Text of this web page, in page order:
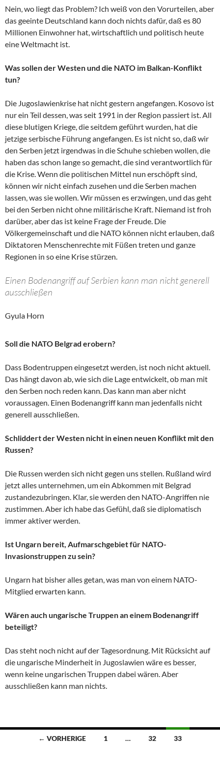
Nein, wo liegt das Problem? Ich weiß von den Vorurteilen, aber
das geeinte Deutschland kann doch nichts dafür, daß es 80
Millionen Einwohner hat, wirtschaftlich und politisch heute
eine Weltmacht ist.
Was sollen der Westen und die NATO im Balkan-Konflikt
tun?
Die Jugoslawienkrise hat nicht gestern angefangen. Kosovo ist
nur ein Teil dessen, was seit 1991 in der Region passiert ist. All
diese blutigen Kriege, die seitdem geführt wurden, hat die
jetzige serbische Führung angefangen. Es ist nicht so, daß wir
den Serben jetzt irgendwas in die Schuhe schieben wollen, die
haben das schon lange so gemacht, die sind verantwortlich für
die Krise. Wenn die politischen Mittel nun erschöpft sind,
können wir nicht einfach zusehen und die Serben machen
lassen, was sie wollen. Wir müssen es erzwingen, und das geht
bei den Serben nicht ohne militärische Kraft. Niemand ist froh
darüber, aber das ist keine Frage der Freude. Die
Völkergemeinschaft und die NATO können nicht erlauben, daß
Diktatoren Menschenrechte mit Füßen treten und ganze
Regionen in so eine Krise stürzen.
Einen Bodenangriff auf Serbien kann man nicht generell
ausschließen
Gyula Horn
Soll die NATO Belgrad erobern?
Dass Bodentruppen eingesetzt werden, ist noch nicht aktuell.
Das hängt davon ab, wie sich die Lage entwickelt, ob man mit
den Serben noch reden kann. Das kann man aber nicht
voraussagen. Einen Bodenangriff kann man jedenfalls nicht
generell ausschließen.
Schliddert der Westen nicht in einen neuen Konflikt mit den
Russen?
Die Russen werden sich nicht gegen uns stellen. Rußland wird
jetzt alles unternehmen, um ein Abkommen mit Belgrad
zustandezubringen. Klar, sie werden den NATO-Angriffen nie
zustimmen. Aber ich habe das Gefühl, daß sie diplomatisch
immer aktiver werden.
Ist Ungarn bereit, Aufmarschgebiet für NATO-
Invasionstruppen zu sein?
Ungarn hat bisher alles getan, was man von einem NATO-
Mitglied erwarten kann.
Wären auch ungarische Truppen an einem Bodenangriff
beteiligt?
Das steht noch nicht auf der Tagesordnung. Mit Rücksicht auf
die ungarische Minderheit in Jugoslawien wäre es besser,
wenn keine ungarischen Truppen dabei wären. Aber
ausschließen kann man nichts.
Beitragsnavigation
← VORHERIGE 1 … 32 33